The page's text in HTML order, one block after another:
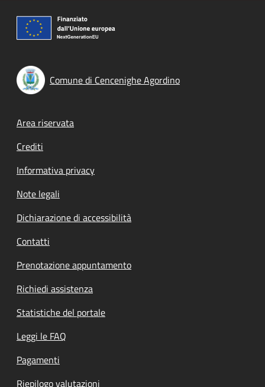
Comune di Cencenighe Agordino
Footer menu
Area riservata
Crediti
Informativa privacy
Note legali
Dichiarazione di accessibilità
Contatti
Prenotazione appuntamento
Richiedi assistenza
Statistiche del portale
Leggi le FAQ
Pagamenti
Riepilogo valutazioni